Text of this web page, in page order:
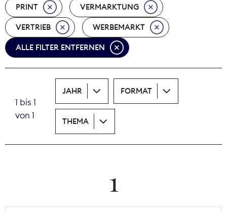
Nova Award
Pressefreiheit
Print
Recht
Tarifpolitik
Theodor-Wolff-Preis
PRINT VERMARKTUNG
VERTRIEB WERBEMARKT
ALLE FILTER ENTFERNEN
1 bis 1
von 1
JAHR FORMAT
THEMA
1